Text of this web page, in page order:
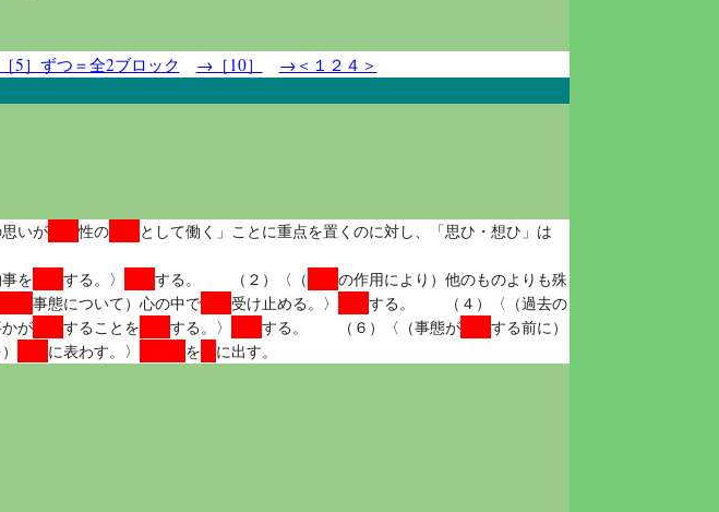
5］ずつ＝全2ブロック →［10］
→＜１２４＞
いが 外向性の
として働く」ことに重点を置くのに対し、「思ひ・想ひ」は
を 処理する。〉 思考する。 （２）〈（ 感情の作用により）他のものよりも殊
ない事態について）心の中で 重く受け止める。〉 苦悩する。 （４）〈（過去の
が 実現することを 期待する。〉 希望する。 （６）〈（事態が 実現する前に）
表情に表わす。〉 を 顔に出す。